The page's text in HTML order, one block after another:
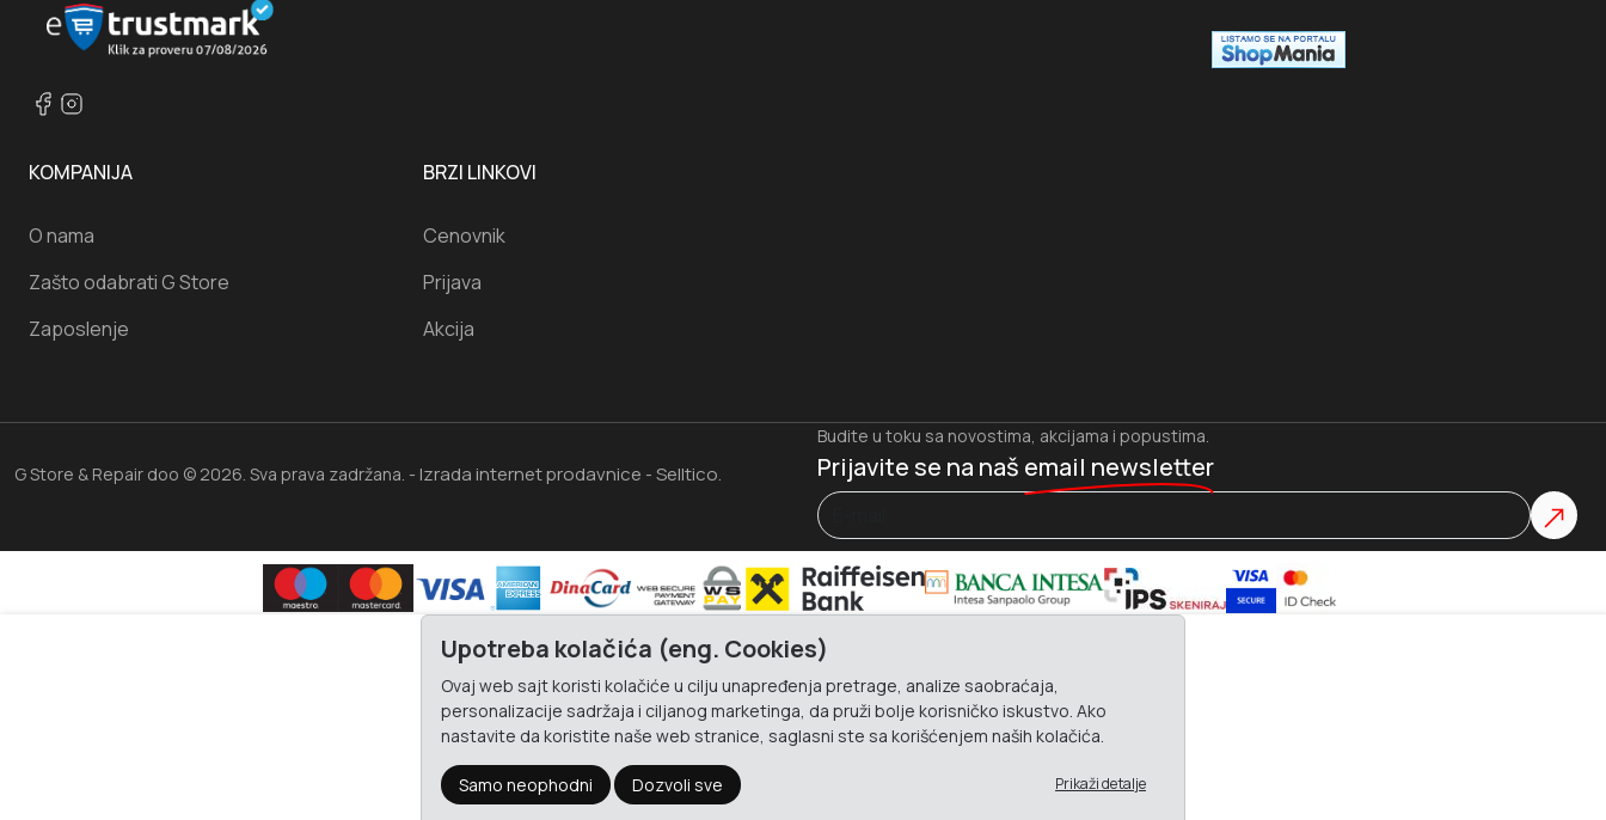
KOMPANIJA
O nama
Zašto odabrati G Store
Zaposlenje
BRZI LINKOVI
Cenovnik
Prijava
Akcija
G Store & Repair doo © 2026. Sva prava zadržana. - Izrada internet prodavnice - Selltico.
Budite u toku sa novostima, akcijama i popustima.
Prijavite se na naš email newsletter
Upotreba kolačića (eng. Cookies)
Ovaj web sajt koristi kolačiće u cilju unapređenja pretrage, analize saobraćaja,
personalizacije sadržaja i ciljanog marketinga, da pruži bolje korisničko iskustvo. Ako
nastavite da koristite naše web stranice, saglasni ste sa korišćenjem naših kolačića.
Samo neophodni Dozvoli sve Prikaži detalje